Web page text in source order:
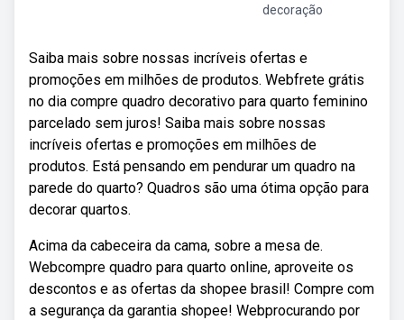
decoração
Saiba mais sobre nossas incríveis ofertas e
promoções em milhões de produtos. Webfrete grátis
no dia compre quadro decorativo para quarto feminino
parcelado sem juros! Saiba mais sobre nossas
incríveis ofertas e promoções em milhões de
produtos. Está pensando em pendurar um quadro na
parede do quarto? Quadros são uma ótima opção para
decorar quartos.
Acima da cabeceira da cama, sobre a mesa de.
Webcompre quadro para quarto online, aproveite os
descontos e as ofertas da shopee brasil! Compre com
a segurança da garantia shopee! Webprocurando por